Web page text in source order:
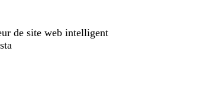
de site web intelligent